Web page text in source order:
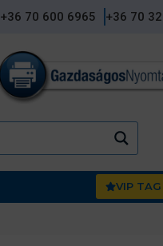
+36 70 600 6965 +36 70
VIP TAG